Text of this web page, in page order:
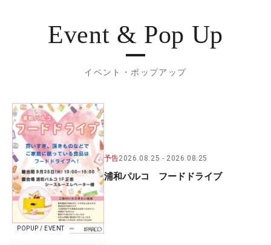
Event & Pop Up
イベント・ポップアップ
POPUP / EVENT
予告2026.08.25 2026.08.25
浦和パルコ フードドライブ